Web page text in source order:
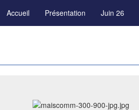
Accueil Présentation Juin 26